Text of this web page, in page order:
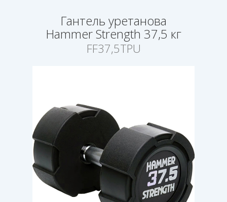
Гантель уретанова
Hammer Strength 37,5 кг
FF37,5TPU